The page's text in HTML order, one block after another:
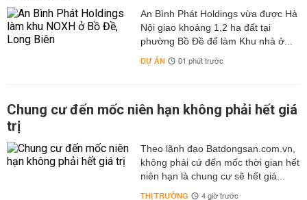
An Bình Phát Holdings vừa được Hà
Nội giao khoảng 1,2 ha đất tại
phường Bồ Đề để làm Khu nhà ở...
DỰ ÁN 01 phút trước
Chung cư đến mốc niên hạn không phải hết giá
trị
Theo lãnh đạo Batdongsan.com.vn,
không phải cứ đến mốc thời gian hết
niên hạn là chung cư sẽ hết giá...
THỊ TRƯỜNG 4 giờ trước